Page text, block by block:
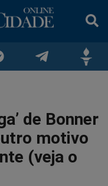
no
Telegram
no
Gettr
de Bonner
motivo
(veja o